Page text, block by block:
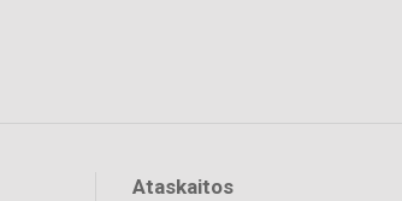
Ataskaitos